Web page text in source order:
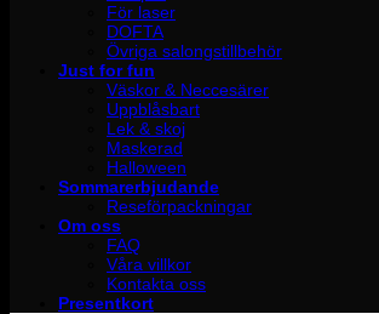
För laser
DOFTA
Övriga salongstillbehör
Just for fun
Väskor & Neccesärer
Uppblåsbart
Lek & skoj
Maskerad
Halloween
Sommarerbjudande
Reseförpackningar
Om oss
FAQ
Våra villkor
Kontakta oss
Presentkort